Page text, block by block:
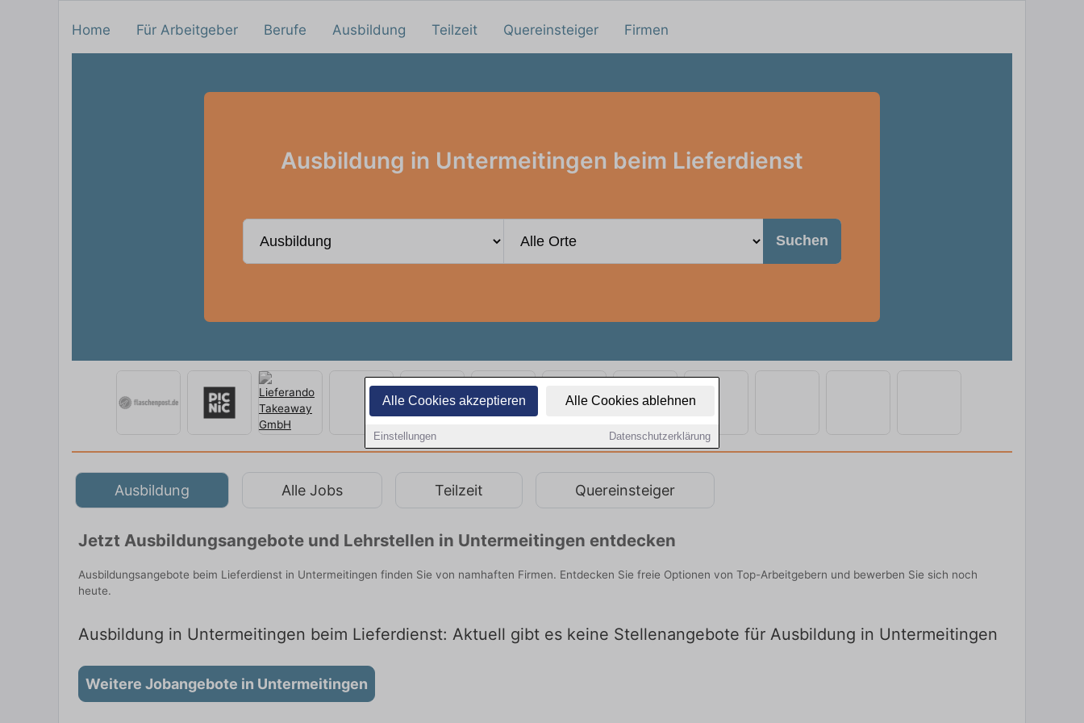
Alle Cookies akzeptieren Alle Cookies ablehnen
Einstellungen Datenschutzerklärung
Home Für Arbeitgeber Berufe Ausbildung Teilzeit Quereinsteiger Firmen
Ausbildung in Untermeitingen beim Lieferdienst
Suchen
Ausbildung Alle Jobs Teilzeit Quereinsteiger
Jetzt Ausbildungsangebote und Lehrstellen in Untermeitingen entdecken
Ausbildungsangebote beim Lieferdienst in Untermeitingen finden Sie von namhaften Firmen. Entdecken Sie freie Optionen von Top-Arbeitgebern und bewerben Sie sich noch
heute.
Ausbildung in Untermeitingen beim Lieferdienst: Aktuell gibt es keine Stellenangebote für Ausbildung in Untermeitingen
Weitere Jobangebote in Untermeitingen